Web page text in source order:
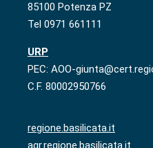
85100 Potenza PZ
Tel 0971 661111
URP
PEC: AOO-
C.F. 80002950766
regione.basilicata.it
agr.regione.basilicata.it